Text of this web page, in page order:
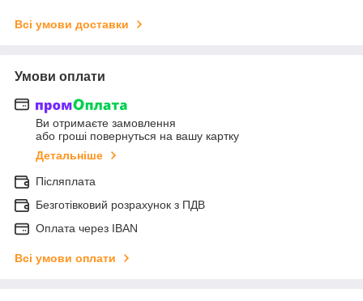
Всі умови доставки
Умови оплати
Ви отримаєте замовлення
або гроші повернуться на вашу картку
Детальніше
Післяплата
Безготівковий розрахунок з ПДВ
Оплата через IBAN
Всі умови оплати